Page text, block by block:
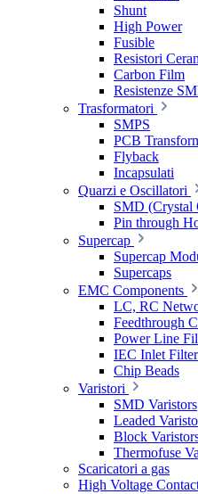
Shunt
High Power
Fusible
Resistori
Carbon Film
Resistenze
Trasformatori
SMPS
PCB
Flyback
Incapsulati
Quarzi e Oscillatori
SMD (Crystal
Pin through
Supercap
Supercap
Supercaps
EMC Components
LC, RC
Feedthrough
Power Line
IEC Inlet
Chip Beads
Varistori
SMD Varistors
Leaded
Block
Thermofuse
Scaricatori a gas
High Voltage